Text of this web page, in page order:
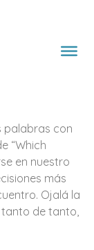
palabras con
“Which
en nuestro
más
Ojalá la
de tanto,